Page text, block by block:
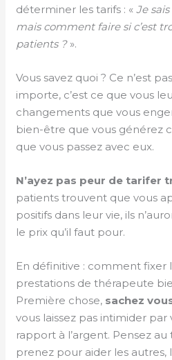
déterminer les tarifs : «Je
mais comment faire si c’est
patients ?».
Vous savez quoi ? Ce n’est
importe, c’est ce que vous
changements que vous
bien-être que vous générez
que vous passez avec eux.
N’ayez pas peur de tarifer
patients trouvent que vous
positifs dans leur vie, ils
le prix qu’il faut pour.
En définitive : comment fixer
prestations de thérapeute
Première chose, sachez
vous laissez pas intimider par
rapport à l’argent. Pensez
prenez pour aider les autres,